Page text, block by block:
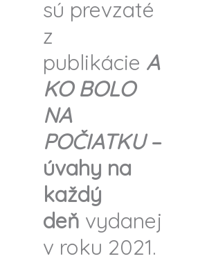
sú prevzaté
z
publikácie A
KO BOLO
NA
POČIATKU –
úvahy na
každý
deň vydanej
v roku 2021.